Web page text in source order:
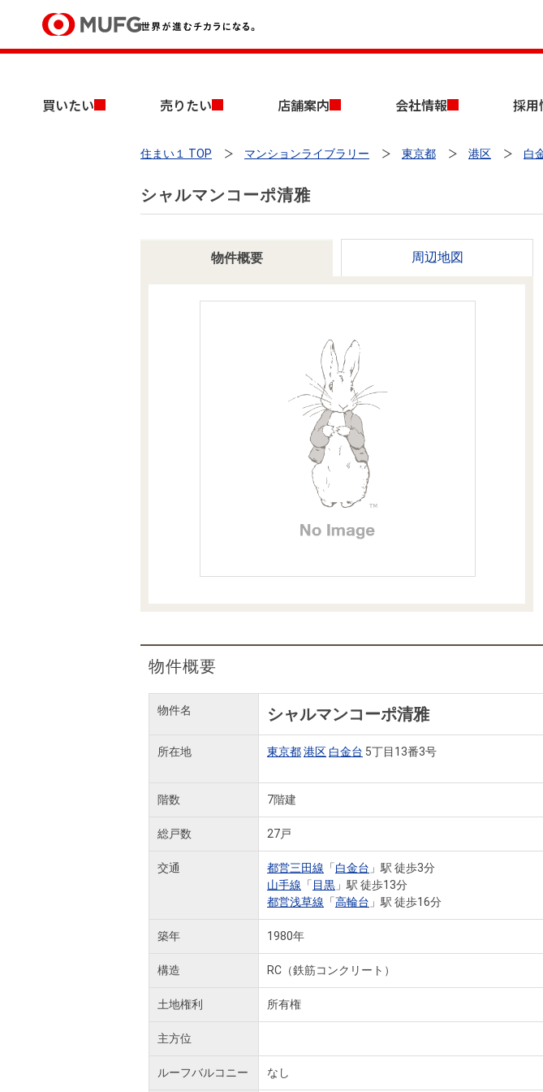
買いたい 売りたい 店舗案内 会社情報 採用
買いたいTOP
新築・中古一
住宅ローンシミュレー
売りたいTOP
店舗案内TOP
店舗のご案内（名古屋）
会社情報TOP
会社概要
採用情報TOP
キャリア採用情報
売りたい
住まい１ TOP マンションライブラリー 東京都 港区 白
シャルマンコーポ清雅
物件概要 周辺地図
物件概要
物件名 シャルマンコーポ清雅
所在地 東京都港区 白金台 5丁目13番3号
階数 7階建
総戸数 27戸
交通 都営三田線 「白金台 」駅 徒歩3分
山手線 「 目黒 」駅 徒歩13分
都営浅草線 「高輪台 」駅 徒歩16分
築年 1980年
構造 RC（鉄筋コンクリート）
土地権利 所有権
主方位
ルーフバルコニー なし